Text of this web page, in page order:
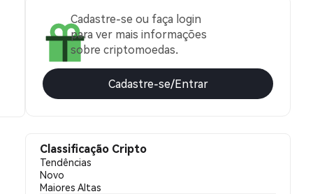
Cadastre-se ou faça login
para ver mais informações
sobre criptomoedas.
Cadastre-se/Entrar
Classificação Cripto
Tendências
Novo
Maiores Altas